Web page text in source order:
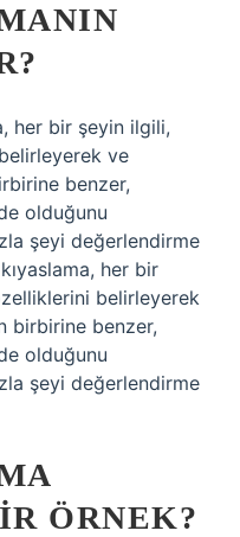
her bir şeyin ilgili,
ve
benzer,
olduğunu
şeyi değerlendirme
her bir
belirleyerek
birbirine benzer,
olduğunu
şeyi değerlendirme
ÖRNEK?